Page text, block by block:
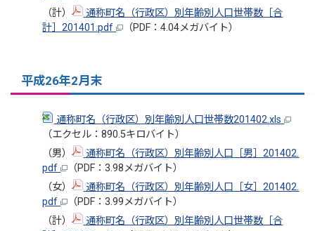
（計）
通称町名（行政区）別年齢別人口世帯数［合
計］201401.pdf
（PDF：4.04メガバイト）
平成26年2月末
通称町名（行政区）別年齢別人口世帯数201402.xls
（エクセル：890.5キロバイト）
（男）
通称町名（行政区）別年齢別人口［男］201402.
pdf
（PDF：3.98メガバイト）
（女）
通称町名（行政区）別年齢別人口［女］201402.
pdf
（PDF：3.99メガバイト）
（計）
通称町名（行政区）別年齢別人口世帯数［合